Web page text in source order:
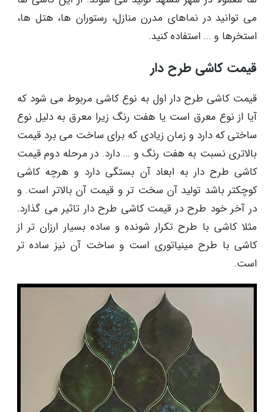
می توانید در نماهای مدرن منازل، رستوران ها، هتل ها،
استخرها و ... استفاده کنید.
قیمت کاشی طرح دار
قیمت کاشی طرح دار اول به نوع کاشی مربوط می شود که
آیا از نوع معرق است یا هفت رنگ زیرا معرق به دلیل نوع
ساختی که دارد و زمان زیادی که برای ساخت می برد قیمت
بالاتری نسبت به هفت رنگ و ... دارد. در مرحله دوم قیمت
کاشی طرح دار به ابعاد آن بستگی دارد و هرچه کاشی
کوچکتر باشد تولید آن سخت تر و قیمت آن بالاتر است. و
در آخر خود طرح در قیمت کاشی طرح دار تاثیر می گذارد.
مثلا کاشی با طرح تکرار شونده و ساده بسیار ارزان تر از
کاشی با طرح مینیاتوری است و ساخت آن نیز ساده تر
است.